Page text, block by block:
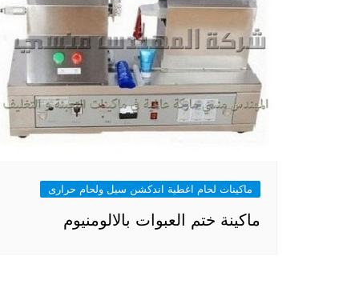
ماكينات لحام اغطية اندكشن سيل ولحام حرارى
ماكينة ختم العبوات بالالومنيوم